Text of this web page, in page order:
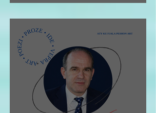
me dashuri